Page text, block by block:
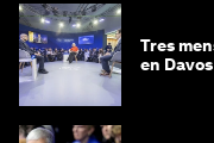
Tres
en